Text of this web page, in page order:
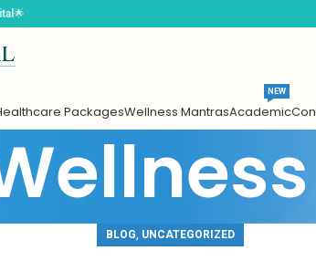
🌟
PackagesWellness MantrasAcademic
NEW
BLOG, UNCATEGORIZED